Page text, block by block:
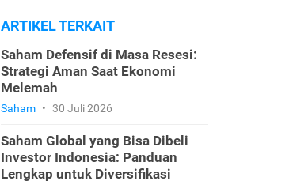
ARTIKEL TERKAIT
Saham Defensif di Masa Resesi:
Strategi Aman Saat Ekonomi
Melemah
Saham • 30 Juli 2026
Saham Global yang Bisa Dibeli
Investor Indonesia: Panduan
Lengkap untuk Diversifikasi